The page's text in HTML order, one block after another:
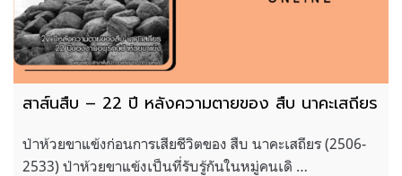
สาส์นสืบ – 22 ปี หลังความตายของ สืบ นาคะเสถียร
ป่าห้วยขาแข้งก่อนการเสียชีวิตของ สืบ นาคะเสถียร (2506-
2533) ป่าห้วยขาแข้งเป็นที่รับรู้กันในหมู่คนเดิ …